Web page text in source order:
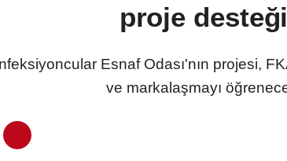
proje desteği
Esnaf Odası'nın projesi,
ve markalaşmayı